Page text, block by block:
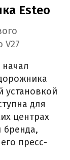
Esteo
V27
установкой
для
центрах
бренда,
пресс-